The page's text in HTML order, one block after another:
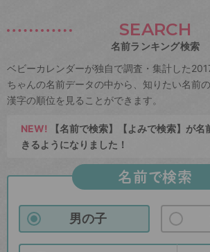
SEARCH
名前ランキング検索
ベビーカレンダーが独自で調査・集計した
ちゃんの名前データの中から、知りたい名前
漢字の順位を見ることができます。
NEW! 【名前で検索】【よみで検索】が名
きるようになりました！
名前で検索
男の子